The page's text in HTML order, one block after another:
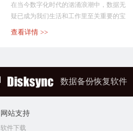
在当今数字化时代的汹涌浪潮中，数据无
疑已成为我们生活和工作里至关重要的宝
贵财富。无论是个人...
查看详情 >>
数据备份恢复软件
网站支持
软件下载